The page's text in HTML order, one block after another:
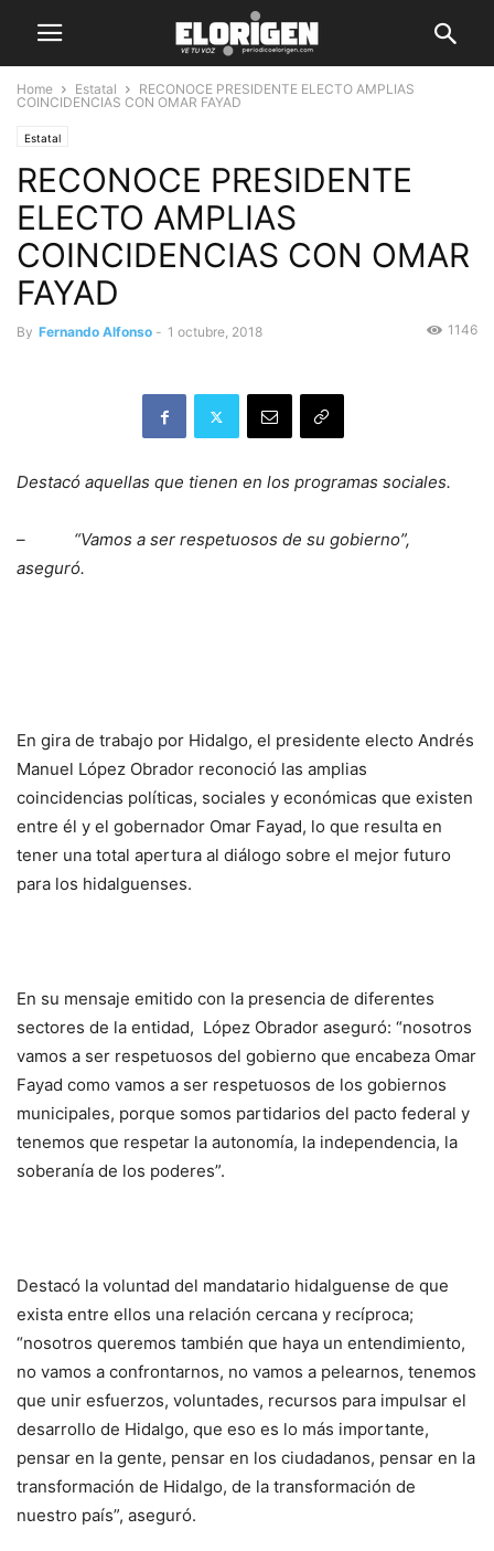
Home Estatal
RECONOCE PRESIDENTE ELECTO AMPLIAS
COINCIDENCIAS CON OMAR FAYAD
Estatal
RECONOCE PRESIDENTE
ELECTO AMPLIAS
COINCIDENCIAS CON OMAR
FAYAD
By Fernando Alfonso - 1 octubre, 2018 1146
Destacó aquellas que tienen en los programas sociales.
– “Vamos a ser respetuosos de su gobierno”,
aseguró.
En gira de trabajo por Hidalgo, el presidente electo Andrés
Manuel López Obrador reconoció las amplias
coincidencias políticas, sociales y económicas que existen
entre él y el gobernador Omar Fayad, lo que resulta en
tener una total apertura al diálogo sobre el mejor futuro
para los hidalguenses.
En su mensaje emitido con la presencia de diferentes
sectores de la entidad, López Obrador aseguró: “nosotros
vamos a ser respetuosos del gobierno que encabeza Omar
Fayad como vamos a ser respetuosos de los gobiernos
municipales, porque somos partidarios del pacto federal y
tenemos que respetar la autonomía, la independencia, la
soberanía de los poderes”.
Destacó la voluntad del mandatario hidalguense de que
exista entre ellos una relación cercana y recíproca;
“nosotros queremos también que haya un entendimiento,
no vamos a confrontarnos, no vamos a pelearnos, tenemos
que unir esfuerzos, voluntades, recursos para impulsar el
desarrollo de Hidalgo, que eso es lo más importante,
pensar en la gente, pensar en los ciudadanos, pensar en la
transformación de Hidalgo, de la transformación de
nuestro país”, aseguró.